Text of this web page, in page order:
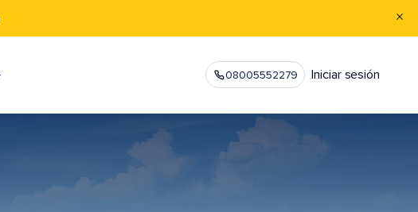
08005552279 Iniciar sesión